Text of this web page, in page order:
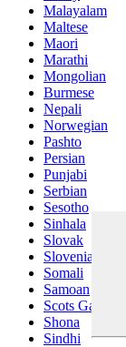
Malayalam
Maltese
Maori
Marathi
Mongolian
Burmese
Nepali
Norwegian
Pashto
Persian
Punjabi
Serbian
Sesotho
Sinhala
Slovak
Slovenian
Somali
Samoan
Scots Gaelic
Shona
Sindhi